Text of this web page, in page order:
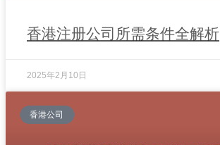
香港注册公司所需条件全解析
2025年2月10日
香港公司